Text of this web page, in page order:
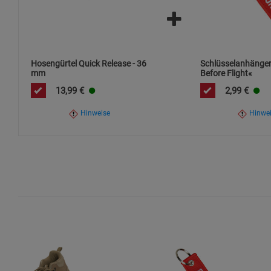
Hosengürtel Quick Release - 36
mm
13,99 €
Hinweise
Before Flight«
2,99 €